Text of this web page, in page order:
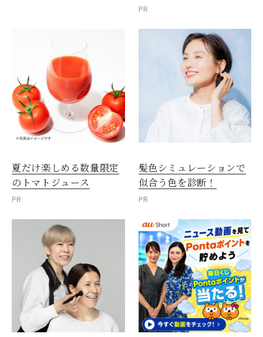
PR
夏だけ楽しめる数量限定
のトマトジュース
PR
髪色シミュレーションで
似合う色を診断！
PR